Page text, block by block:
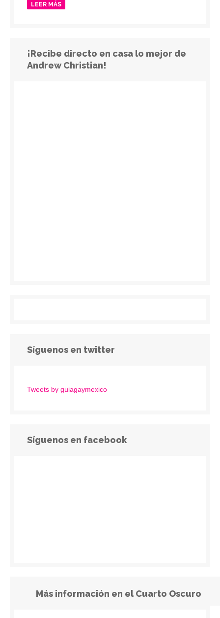
LEER MÁS
¡Recibe directo en casa lo mejor de
Andrew Christian!
Síguenos en twitter
Tweets by guiagaymexico
Síguenos en facebook
Más información en el Cuarto Oscuro